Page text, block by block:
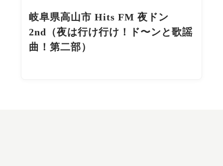
岐阜県高山市 Hits FM 夜ドン
2nd（夜は行け行け！ド〜ンと歌謡
曲！第二部）